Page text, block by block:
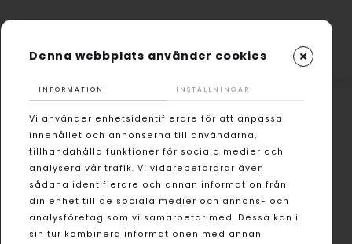
Denna webbplats använder cookies
INFORMATION INSTÄLLNINGAR
Vi använder enhetsidentifierare för att anpassa
innehållet och annonserna till användarna,
tillhandahålla funktioner för sociala medier och
analysera vår trafik. Vi vidarebefordrar även
sådana identifierare och annan information från
din enhet till de sociala medier och annons- och
analysföretag som vi samarbetar med. Dessa kan i
sin tur kombinera informationen med annan